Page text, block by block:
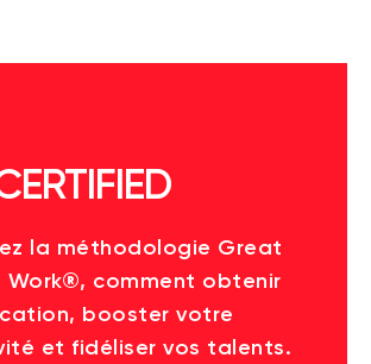
la méthodologie Great
Work®, comment obtenir
booster votre
et fidéliser vos talents.